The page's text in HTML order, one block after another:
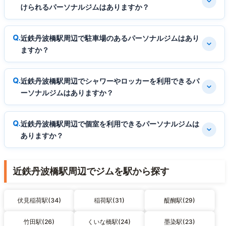
けられるパーソナルジムはありますか？
近鉄丹波橋駅周辺で駐車場のあるパーソナルジムはあり
ますか？
近鉄丹波橋駅周辺でシャワーやロッカーを利用できるパ
ーソナルジムはありますか？
近鉄丹波橋駅周辺で個室を利用できるパーソナルジムは
ありますか？
近鉄丹波橋駅周辺でジムを駅から探す
伏見稲荷駅(34) 稲荷駅(31) 醍醐駅(29)
竹田駅(26) くいな橋駅(24) 墨染駅(23)